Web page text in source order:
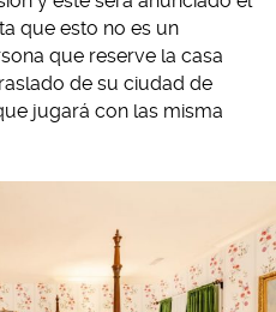
que esto no es un
que reserve la casa
de su ciudad de
jugará con las misma